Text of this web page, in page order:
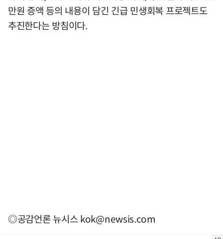
만원 증액 등의 내용이 담긴 긴급 민생회복 프로젝트도
추진한다는 방침이다.
◎공감언론 뉴시스kok@newsis.com